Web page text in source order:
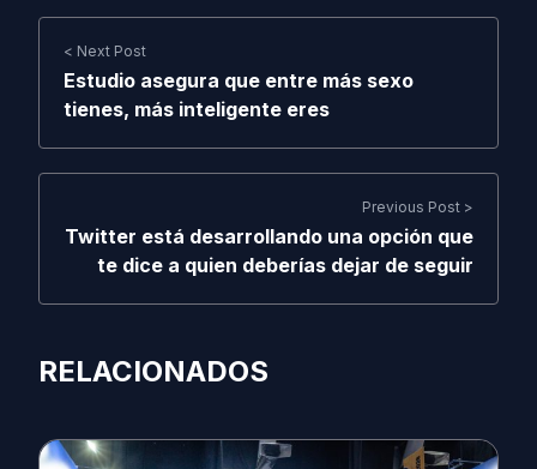
< Next Post
Estudio asegura que entre más sexo
tienes, más inteligente eres
Previous Post >
Twitter está desarrollando una opción que
te dice a quien deberías dejar de seguir
RELACIONADOS